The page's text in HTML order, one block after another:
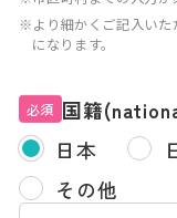
※より細かくご記入いた
になります。
必須 国籍
日本
その他